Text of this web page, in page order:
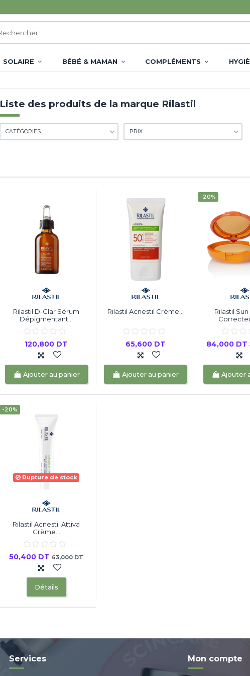
SOLAIRE BÉBÉ & MAMAN COMPLÉMENTS
Liste des produits de la marque Rilastil
CATÉGORIES PRIX
Rilastil D-Clar Sérum
Dépigmentant...
120,800 DT
Ajouter au panier
Rilastil Acnestil Crème...
65,600 DT
Ajouter au panier
-20%
Rilastil
84,000 DT
Ajouter
-20%
Rupture de stock
Rilastil Acnestil Attiva
Crème...
50,400 DT63,000 DT
Détails
Services Mon compte